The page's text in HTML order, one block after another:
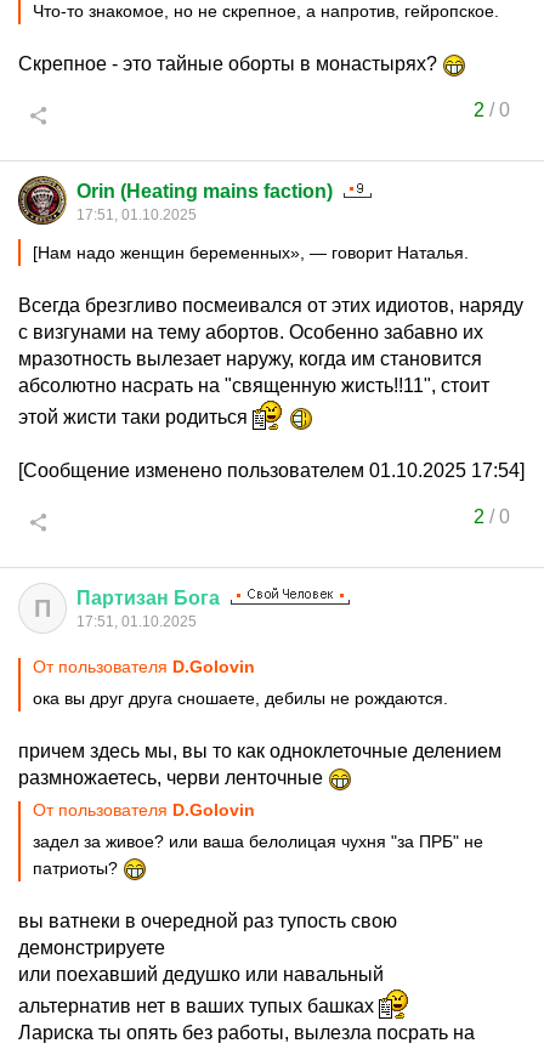
Что-то знакомое, но не скрепное, а напротив, гейропское.
Скрепное - это тайные оборты в монастырях?
2 /0
Orin (Heating mains faction)
17:51, 01.10.2025
[Нам надо женщин беременных», — говорит Наталья.
Всегда брезгливо посмеивался от этих идиотов, наряду
с визгунами на тему абортов. Особенно забавно их
мразотность вылезает наружу, когда им становится
абсолютно насрать на "священную жисть!!11", стоит
этой жисти таки родиться
[Сообщение изменено пользователем 01.10.2025 17:54]
2 /0
П Партизан Бога
17:51, 01.10.2025
От пользователя D.Golovin
ока вы друг друга сношаете, дебилы не рождаются.
причем здесь мы, вы то как одноклеточные делением
размножаетесь, черви ленточные
От пользователя D.Golovin
задел за живое? или ваша белолицая чухня "за ПРБ" не
патриоты?
вы ватнеки в очередной раз тупость свою
демонстрируете
или поехавший дедушко или навальный
альтернатив нет в ваших тупых башках
Лариска ты опять без работы, вылезла посрать на